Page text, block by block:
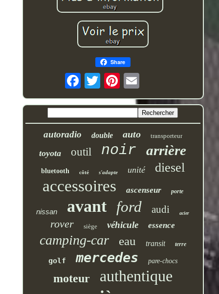
Share
autoradio double auto transporteur
toyota outil noir arrière
bluetooth côté s'adapte unité diesel
accessoires ascenseur porte
nissan avant ford audi acier
rover siège véhicule essence
camping-car eau transit terre
golf mercedes pare-chocs
moteur authentique